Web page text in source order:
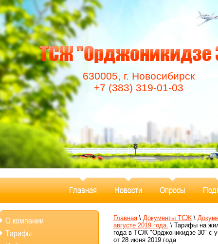
Главная Новости Опросы
630005, г. Новосибирск
+7 (383) 319-01-03
Главная \ Документы ТСЖ \
августе 2019 года. \ Тарифы на
года в ТСЖ "Орджоникидзе-30" с
от 28 июня 2019 года
О компании
Тарифы